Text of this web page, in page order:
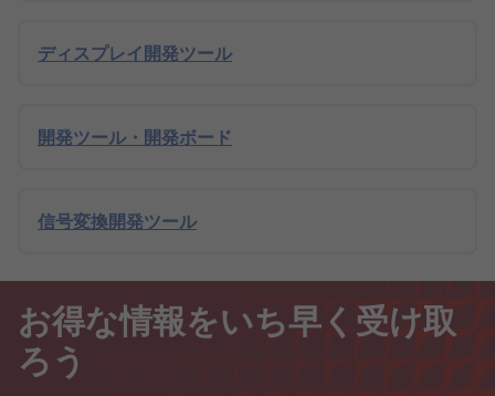
ディスプレイ開発ツール
開発ツール・開発ボード
信号変換開発ツール
お得な情報をいち早く受け取
ろう